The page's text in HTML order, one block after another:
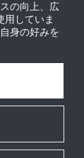
の向上、広
用していま
身の好みを